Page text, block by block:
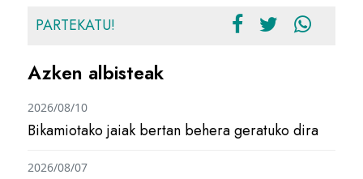
PARTEKATU!
Azken albisteak
Bikamiotako jaiak bertan behera geratuko dira
2026/08/10
2026/08/07